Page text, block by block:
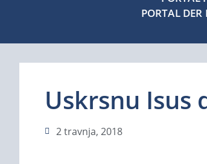
PORTAL
Uskrsnu Isus
2 travnja, 2018